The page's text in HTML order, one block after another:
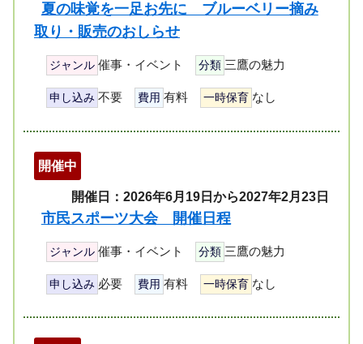
夏の味覚を一足お先に ブルーベリー摘み
取り・販売のおしらせ
ジャンル 催事・イベント 分類 三鷹の魅力
申し込み 不要 費用 有料 一時保育 なし
開催中
開催日：2026年6月19日から2027年2月23日
市民スポーツ大会 開催日程
ジャンル 催事・イベント 分類 三鷹の魅力
申し込み 必要 費用 有料 一時保育 なし